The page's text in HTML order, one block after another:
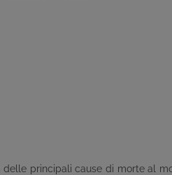
delle principali cause di morte al